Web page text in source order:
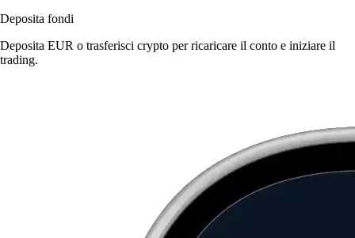
Deposita fondi
Deposita EUR o trasferisci crypto per ricaricare il conto e iniziare il
trading.